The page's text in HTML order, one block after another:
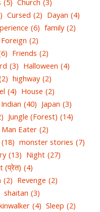
Cursed (2) Dayan (4)
(6) family (2)
Foreign (2)
Friends (2)
(3) Halloween (4)
highway (2)
(4) House (2)
Indian (40) Japan (3)
Jungle (Forest) (14)
Man Eater (2)
(18) monster stories (7)
(13) Night (27)
(प्रेत) (4)
(2) Revenge (2)
shaitan (3)
(4) Sleep (2)